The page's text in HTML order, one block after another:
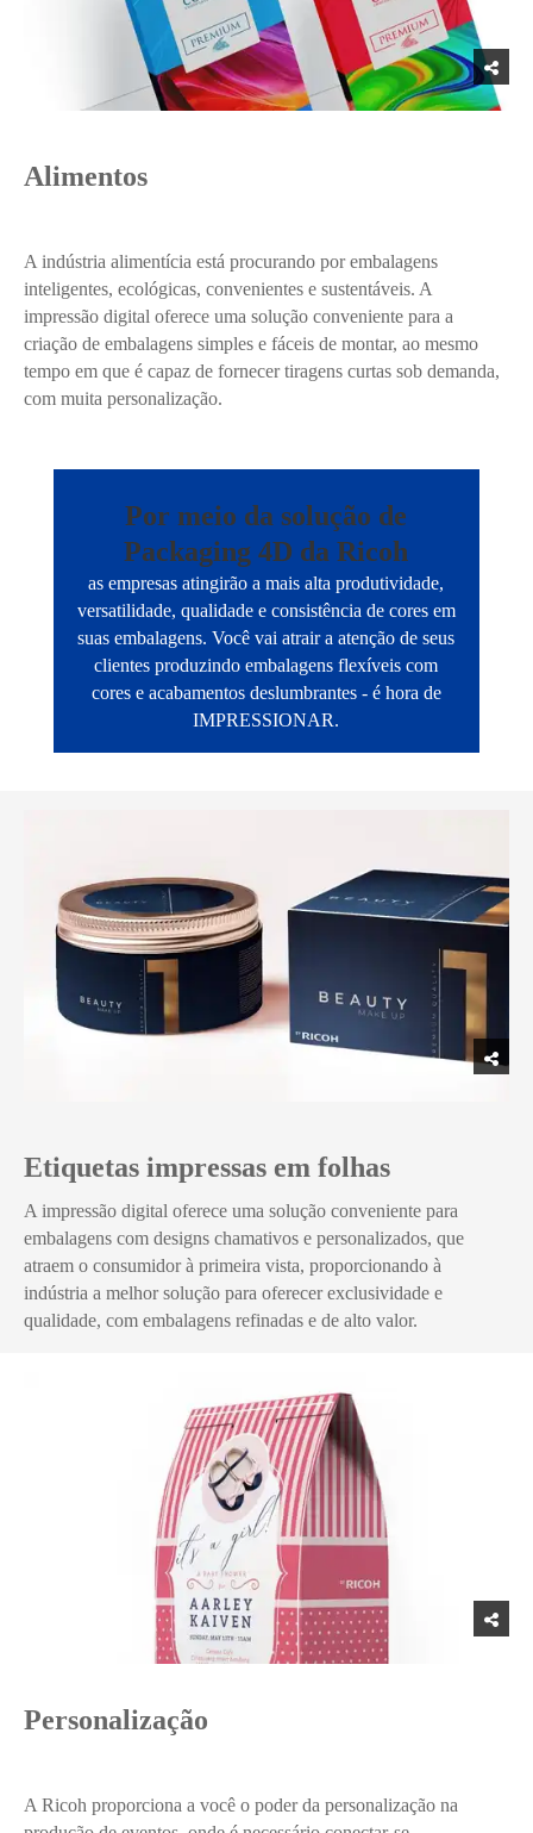
Por meio da solução de
Packaging 4D da Ricoh
as empresas atingirão a mais alta produtividade,
versatilidade, qualidade e consistência de cores em
suas embalagens. Você vai atrair a atenção de seus
clientes produzindo embalagens flexíveis com
cores e acabamentos deslumbrantes - é hora de
IMPRESSIONAR.
Alimentos
A indústria alimentícia está procurando por embalagens
inteligentes, ecológicas, convenientes e sustentáveis. A
impressão digital oferece uma solução conveniente para a
criação de embalagens simples e fáceis de montar, ao mesmo
tempo em que é capaz de fornecer tiragens curtas sob demanda,
com muita personalização.
Etiquetas impressas em folhas
A impressão digital oferece uma solução conveniente para
embalagens com designs chamativos e personalizados, que
atraem o consumidor à primeira vista, proporcionando à
indústria a melhor solução para oferecer exclusividade e
qualidade, com embalagens refinadas e de alto valor.
Personalização
A Ricoh proporciona a você o poder da personalização na